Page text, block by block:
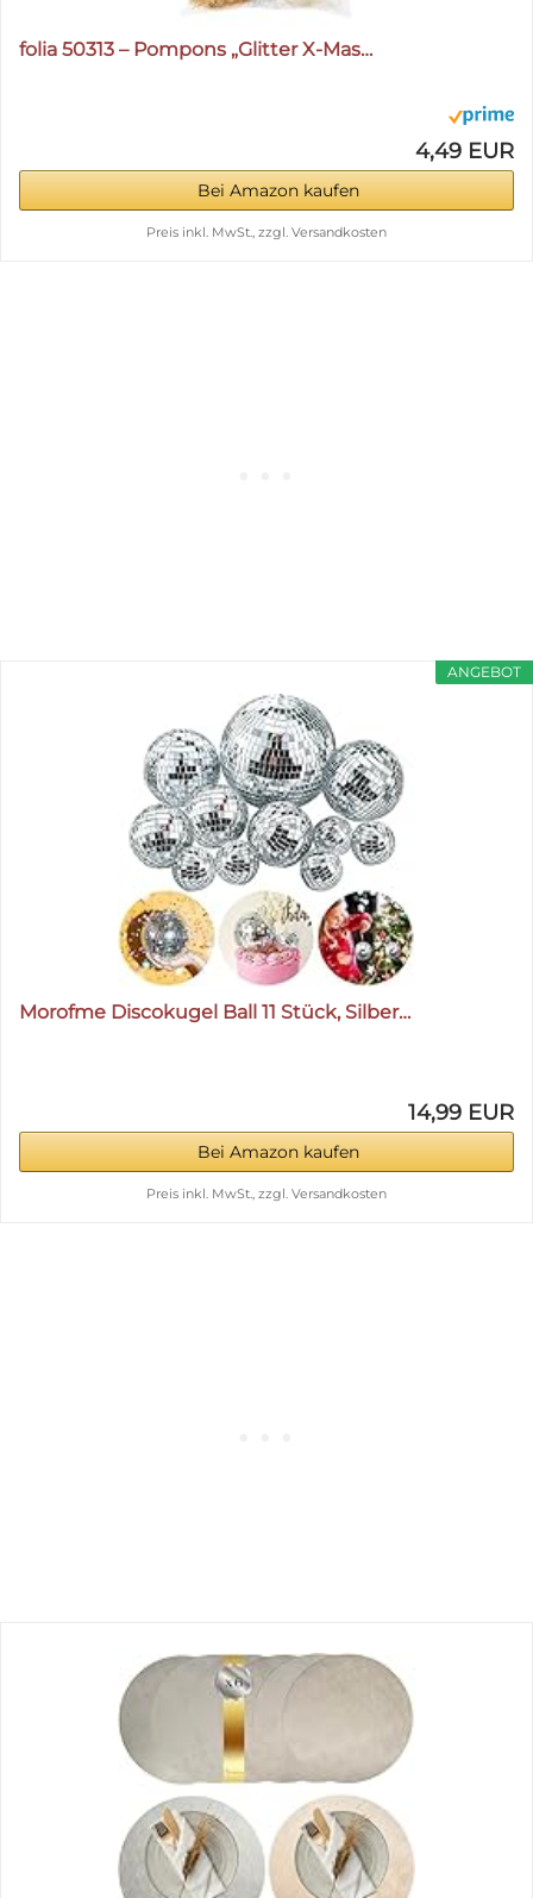
folia 50313 – Pompons „Glitter X-Mas…
4,49 EUR
Bei Amazon kaufen
Preis inkl. MwSt., zzgl. Versandkosten
ANGEBOT
Morofme Discokugel Ball 11 Stück, Silber…
14,99 EUR
Bei Amazon kaufen
Preis inkl. MwSt., zzgl. Versandkosten